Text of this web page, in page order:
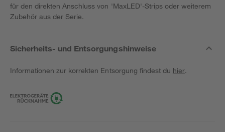
für den direkten Anschluss von 'MaxLED'-Strips oder weiterem
Zubehör aus der Serie.
Sicherheits- und Entsorgungshinweise
Informationen zur korrekten Entsorgung findest du hier.